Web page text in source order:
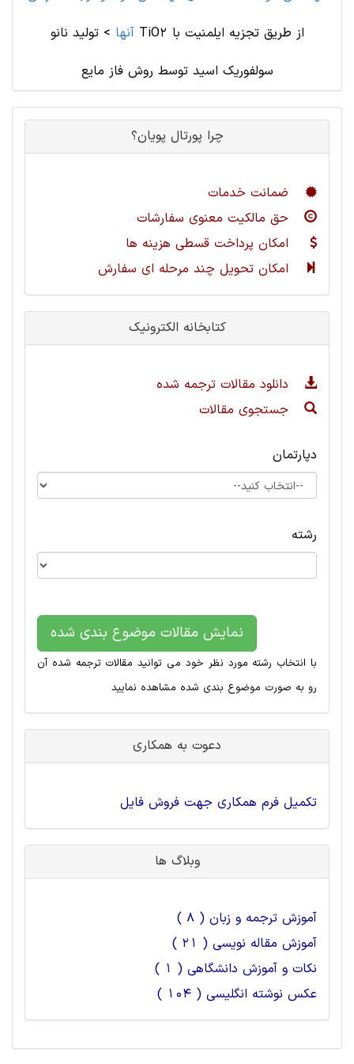
آنها >تولید نانو TiO2 از طریق تجزیه ایلمنیت با
سولفوریک اسید توسط روش فاز مایع
چرا پورتال پویان؟
ضمانت خدمات
حق مالکیت معنوی سفارشات
امکان پرداخت قسطی هزینه ها
امکان تحویل چند مرحله ای سفارش
کتابخانه الکترونیک
دانلود مقالات ترجمه شده
جستجوی مقالات
دپارتمان
رشته
نمایش مقالات موضوع بندی شده
با انتخاب رشته مورد نظر خود می توانید مقالات ترجمه شده آن
رو به صورت موضوع بندی شده مشاهده نمایید
دعوت به همکاری
تکمیل فرم همکاری جهت فروش فایل
وبلاگ ها
آموزش ترجمه و زبان ( 8 )
آموزش مقاله نویسی ( 21 )
نکات و آموزش دانشگاهی ( 1 )
عکس نوشته انگلیسی ( 104 )